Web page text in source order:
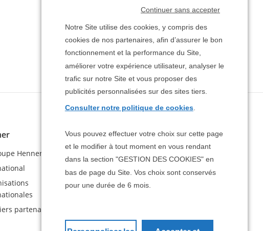
Henner
partenaires
Suivez-nous
Continuer sans accepter
Notre Site utilise des cookies, y compris des
cookies de nos partenaires, afin d’assurer le bon
fonctionnement et la performance du Site,
améliorer votre expérience utilisateur, analyser le
trafic sur notre Site et vous proposer des
publicités personnalisées sur des sites tiers.
Consulter notre politique de cookies.
Vous pouvez effectuer votre choix sur cette page
et le modifier à tout moment en vous rendant
dans la section "GESTION DES COOKIES" en
bas de page du Site. Vos choix sont conservés
pour une durée de 6 mois.